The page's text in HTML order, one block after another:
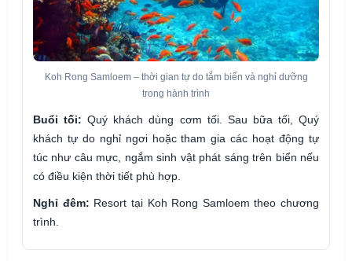
Koh Rong Samloem – thời gian tự do tắm biển và nghỉ dưỡng
trong hành trình
Buổi tối: Quý khách dùng cơm tối. Sau bữa tối, Quý
khách tự do nghỉ ngơi hoặc tham gia các hoạt động tự
túc như câu mực, ngắm sinh vật phát sáng trên biển nếu
có điều kiện thời tiết phù hợp.
Nghỉ đêm: Resort tại Koh Rong Samloem theo chương
trình.